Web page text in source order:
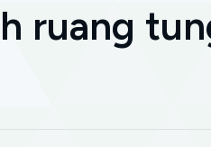
ruang